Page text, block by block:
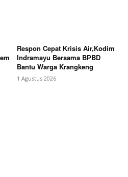
Respon Cepat Krisis Air,Kodim
Indramayu Bersama BPBD
Bantu Warga Krangkeng
1 Agustus 2026